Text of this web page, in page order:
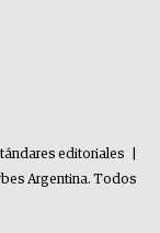
editoriales
Argentina. Todos